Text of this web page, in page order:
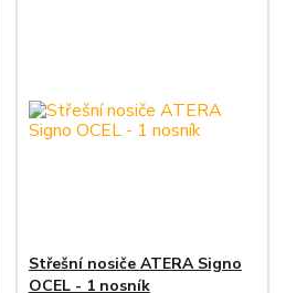
Střešní nosiče ATERA Signo
OCEL - 1 nosník